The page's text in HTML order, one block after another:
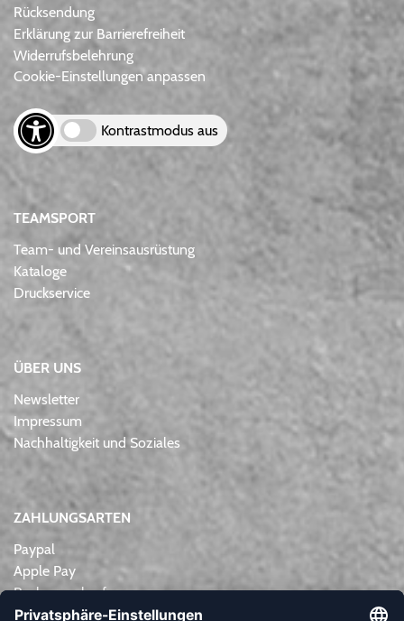
Rücksendung
Erklärung zur Barrierefreiheit
Widerrufsbelehrung
Cookie-Einstellungen anpassen
Kontrastmodus aus
TEAMSPORT
Team- und Vereinsausrüstung
Kataloge
Druckservice
ÜBER UNS
Newsletter
Impressum
Nachhaltigkeit und Soziales
ZAHLUNGSARTEN
Paypal
Apple Pay
Rechnungskauf
Lastschrift